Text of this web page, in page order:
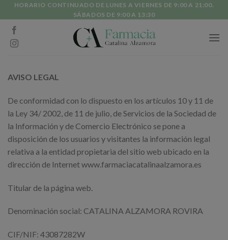
to
content
HORARIO CONTINUADO DE LUNES A VIERNES DE 9:00 A 21:00.
SÁBADOS DE 9:00 A 13:30
AVISO LEGAL
De conformidad con lo dispuesto en los artículos 10 y 11 de
la Ley 34/ 2002, de 11 de julio, de Servicios de la Sociedad de
la Información y de Comercio Electrónico se pone a
disposición de los usuarios y visitantes la información legal
relativa a la entidad propietaria del sitio web ubicado en la
dirección de Internet www.farmaciacatalinaalzamora.es
Titular de la página web.
Denominación social: CATALINA ALZAMORA ROVIRA
CIF/NIF: 43087282W